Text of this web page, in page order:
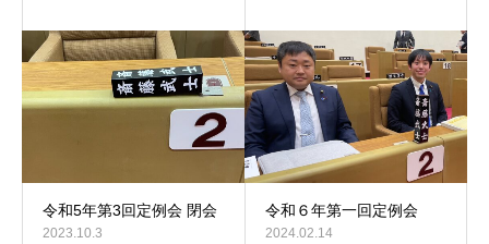
令和5年第3回定例会 閉会
2023.10.3
令和６年第一回定例会
2024.02.14